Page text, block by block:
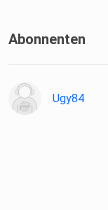
Abonnenten
Ugy84